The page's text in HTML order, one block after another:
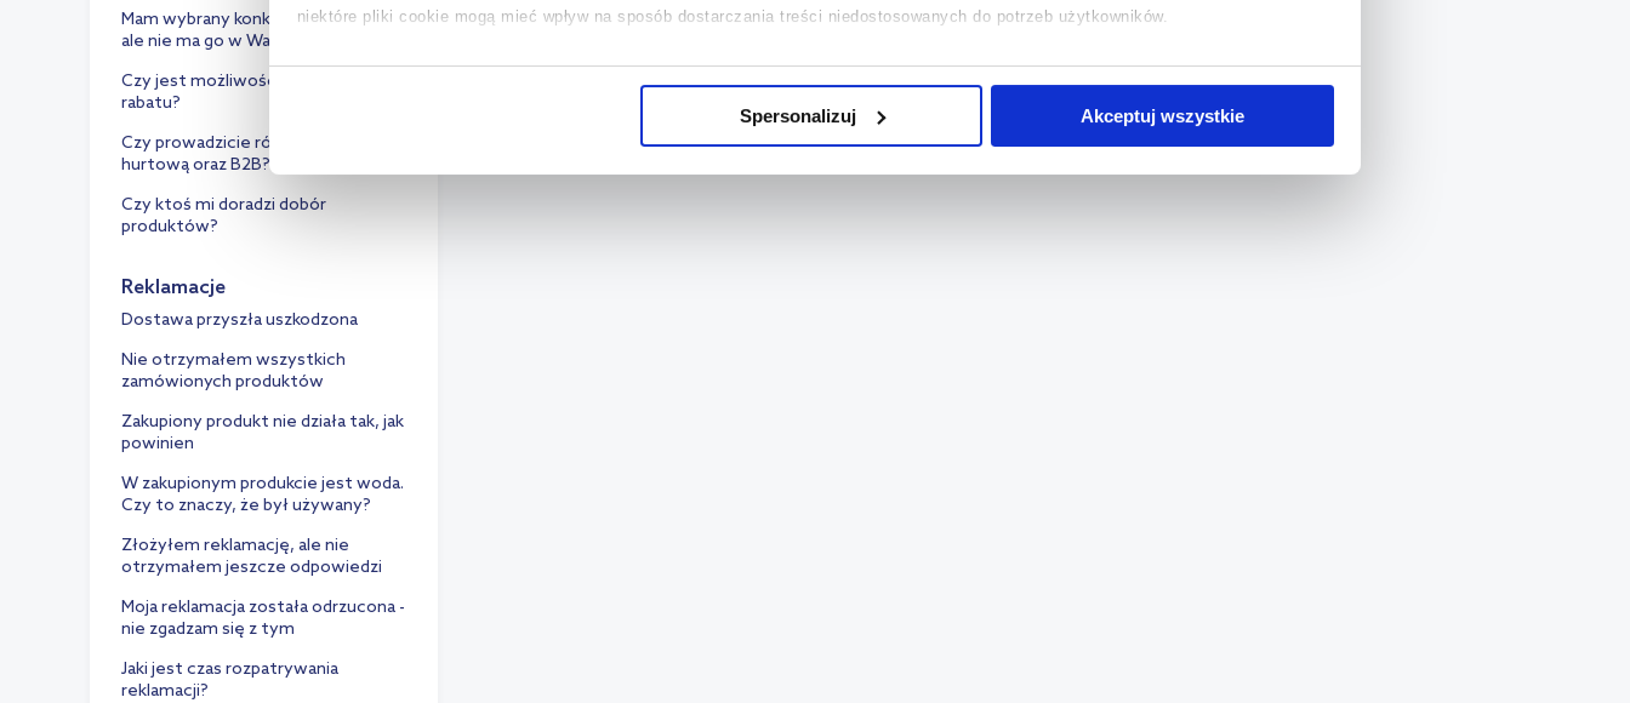
niektóre pliki cookie mogą mieć wpływ na sposób dostarczania treści niedostosowanych do potrzeb użytkowników.
na temat plików cookie i tego, dlaczego ich przepisy, przejdź do zakładek „Informacje o plikach cookie”.
Spersonalizuj Akceptuj wszystkie
Mam wybrany konkretny produkt,
ale nie ma go w Waszej ofercie
Czy jest możliwość otrzymania
rabatu?
Czy prowadzicie również sprzedaż
hurtową oraz B2B?
Czy ktoś mi doradzi dobór
produktów?
Reklamacje
Dostawa przyszła uszkodzona
Nie otrzymałem wszystkich
zamówionych produktów
Zakupiony produkt nie działa tak, jak
powinien
W zakupionym produkcie jest woda.
Czy to znaczy, że był używany?
Złożyłem reklamację, ale nie
otrzymałem jeszcze odpowiedzi
Moja reklamacja została odrzucona -
nie zgadzam się z tym
Jaki jest czas rozpatrywania
reklamacji?